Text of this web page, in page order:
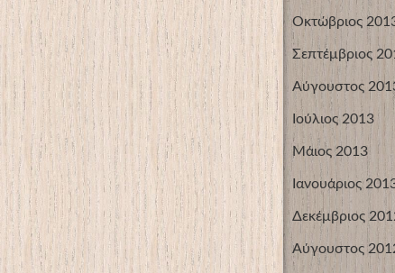
Οκτώβριος
Σεπτέμβριος
Αύγουστος
Ιούλιος 2013
Μάιος 2013
Ιανουάριος
Δεκέμβριος
Αύγουστος